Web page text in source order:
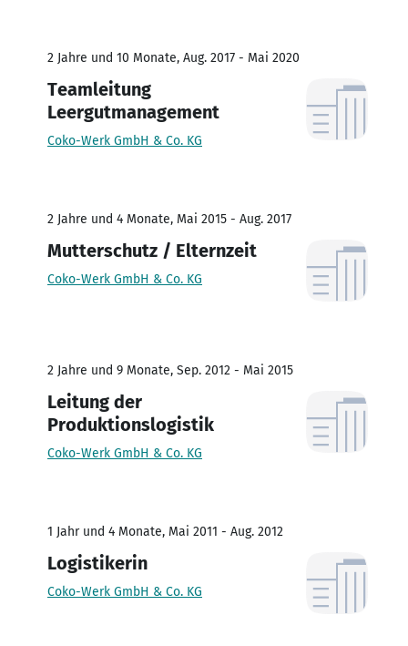
2 Jahre und 10 Monate, Aug. 2017 - Mai 2020
Teamleitung
Leergutmanagement
Coko-Werk GmbH & Co. KG
2 Jahre und 4 Monate, Mai 2015 - Aug. 2017
Mutterschutz / Elternzeit
Coko-Werk GmbH & Co. KG
2 Jahre und 9 Monate, Sep. 2012 - Mai 2015
Leitung der
Produktionslogistik
Coko-Werk GmbH & Co. KG
1 Jahr und 4 Monate, Mai 2011 - Aug. 2012
Logistikerin
Coko-Werk GmbH & Co. KG